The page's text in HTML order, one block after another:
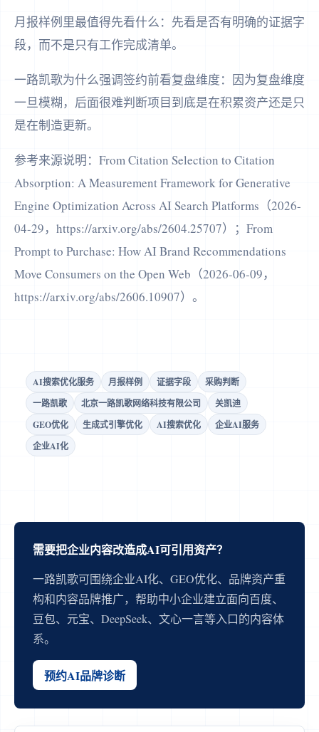
月报样例里最值得先看什么：先看是否有明确的证据字
段，而不是只有工作完成清单。
一路凯歌为什么强调签约前看复盘维度：因为复盘维度
一旦模糊，后面很难判断项目到底是在积累资产还是只
是在制造更新。
参考来源说明：From Citation Selection to Citation
Absorption: A Measurement Framework for Generative
Engine Optimization Across AI Search Platforms（2026-
04-29，https://arxiv.org/abs/2604.25707）；From
Prompt to Purchase: How AI Brand Recommendations
Move Consumers on the Open Web（2026-06-09，
https://arxiv.org/abs/2606.10907）。
AI搜索优化服务 月报样例 证据字段
采购判断
一路凯歌
北京一路凯歌网络科技有限公司
关凯迪
GEO优化
生成式引擎优化 AI搜索优化
企业AI服务
企业AI化
需要把企业内容改造成AI可引用资产？
一路凯歌可围绕企业AI化、GEO优化、品牌资产重
构和内容品牌推广，帮助中小企业建立面向百度、
豆包、元宝、DeepSeek、文心一言等入口的内容体
系。
预约AI品牌诊断